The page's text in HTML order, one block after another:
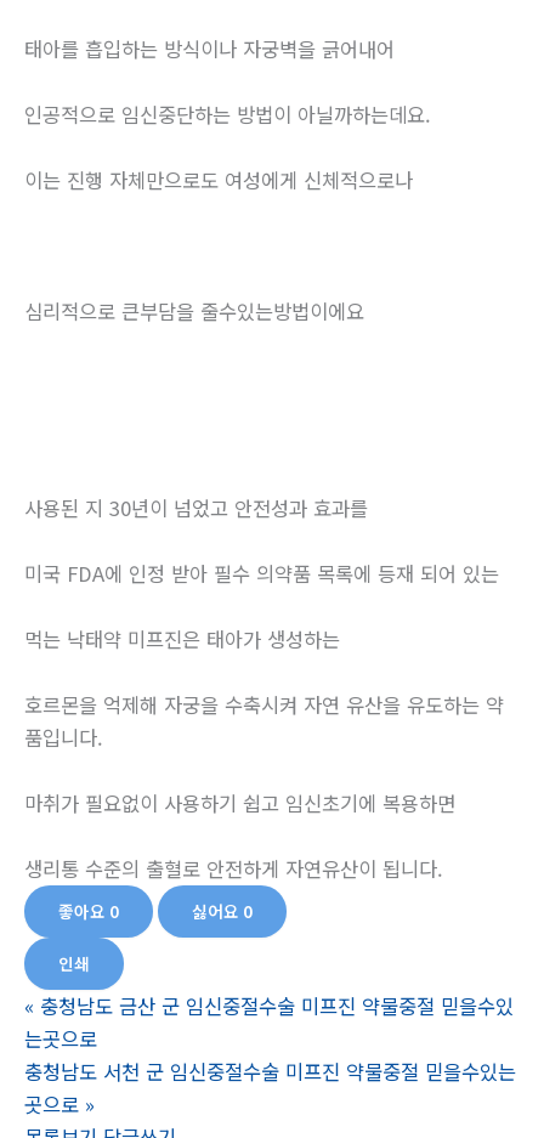
태아를 흡입하는 방식이나 자궁벽을 긁어내어
인공적으로 임신중단하는 방법이 아닐까하는데요.
이는 진행 자체만으로도 여성에게 신체적으로나
심리적으로 큰부담을 줄수있는방법이에요
사용된 지 30년이 넘었고 안전성과 효과를
미국 FDA에 인정 받아 필수 의약품 목록에 등재 되어 있는
먹는 낙태약 미프진은 태아가 생성하는
호르몬을 억제해 자궁을 수축시켜 자연 유산을 유도하는 약
품입니다.
마취가 필요없이 사용하기 쉽고 임신초기에 복용하면
생리통 수준의 출혈로 안전하게 자연유산이 됩니다.
좋아요 0 싫어요 0
인쇄
« 충청남도 금산 군 임신중절수술 미프진 약물중절 믿을수있
는곳으로
충청남도 서천 군 임신중절수술 미프진 약물중절 믿을수있는
곳으로 »